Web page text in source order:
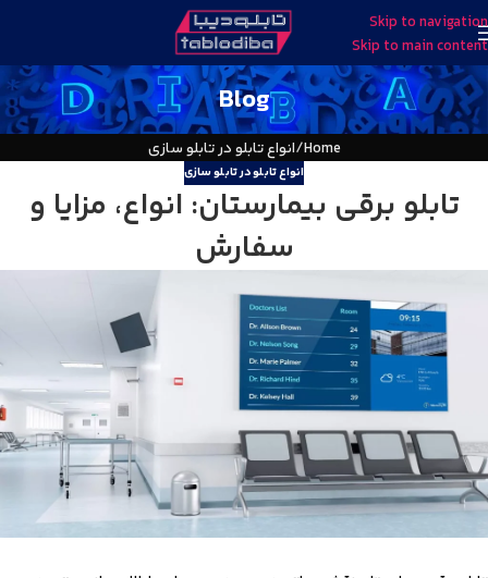
Skip to navigation
Skip to main content
Blog
Home انواع تابلو در تابلو سازی
انواع تابلو در تابلو سازی
تابلو برقی بیمارستان: انواع، مزایا و
سفارش